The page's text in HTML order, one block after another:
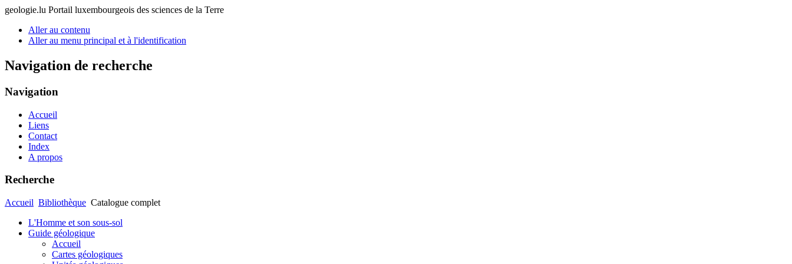
geologie.lu Portail luxembourgeois des sciences de la Terre
Aller au contenu
Aller au menu principal et à l'identification
Navigation de recherche
Navigation
Accueil
Liens
Contact
Index
A propos
Recherche
Accueil Bibliothèque Catalogue complet
L'Homme et son sous-sol
Guide géologique
Accueil
Cartes géologiques